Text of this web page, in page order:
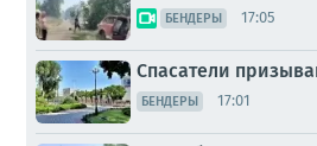
БЕНДЕРЫ 17:05
Спасатели
БЕНДЕРЫ 17:01